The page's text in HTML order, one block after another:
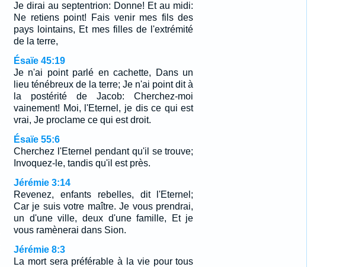
Je dirai au septentrion: Donne! Et au midi:
Ne retiens point! Fais venir mes fils des
pays lointains, Et mes filles de l'extrémité
de la terre,
Ésaïe 45:19
Je n'ai point parlé en cachette, Dans un
lieu ténébreux de la terre; Je n'ai point dit à
la postérité de Jacob: Cherchez-moi
vainement! Moi, l'Eternel, je dis ce qui est
vrai, Je proclame ce qui est droit.
Ésaïe 55:6
Cherchez l'Eternel pendant qu'il se trouve;
Invoquez-le, tandis qu'il est près.
Jérémie 3:14
Revenez, enfants rebelles, dit l'Eternel;
Car je suis votre maître. Je vous prendrai,
un d'une ville, deux d'une famille, Et je
vous ramènerai dans Sion.
Jérémie 8:3
La mort sera préférable à la vie pour tous